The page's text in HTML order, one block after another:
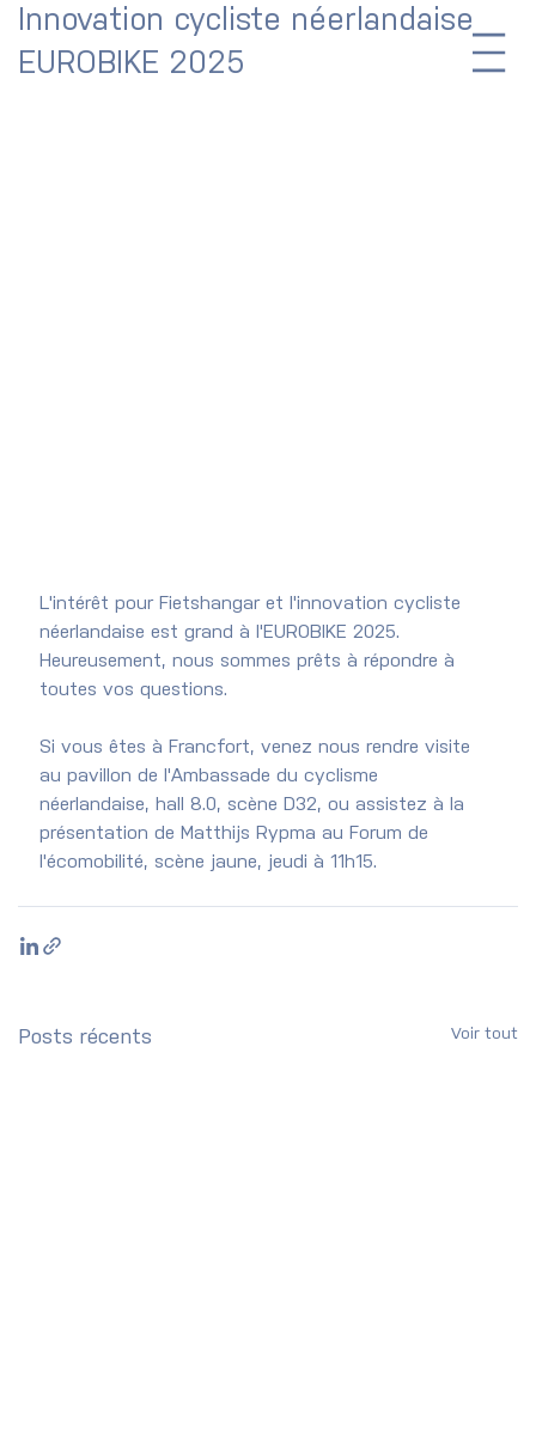
Innovation cycliste néerlandaise
EUROBIKE 2025
L'intérêt pour Fietshangar et l'innovation cycliste
néerlandaise est grand à l'EUROBIKE 2025.
Heureusement, nous sommes prêts à répondre à
toutes vos questions.
Si vous êtes à Francfort, venez nous rendre visite
au pavillon de l'Ambassade du cyclisme
néerlandaise, hall 8.0, scène D32, ou assistez à la
présentation de Matthijs Rypma au Forum de
l'écomobilité, scène jaune, jeudi à 11h15.
Posts récents Voir tout